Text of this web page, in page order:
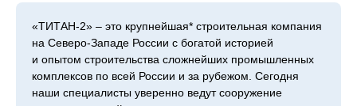
«ТИТАН‑2» – это крупнейшая* строительная компания
на Северо-Западе России с богатой историей
и опытом строительства сложнейших промышленных
комплексов по всей России и за рубежом. Сегодня
наши специалисты уверенно ведут сооружение